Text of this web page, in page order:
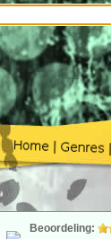
Beoordeling: